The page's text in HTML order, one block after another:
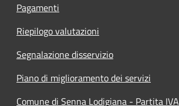
Pagamenti
Riepilogo valutazioni
Segnalazione disservizio
Piano di miglioramento dei servizi
Comune di Senna Lodigiana - Partita IVA